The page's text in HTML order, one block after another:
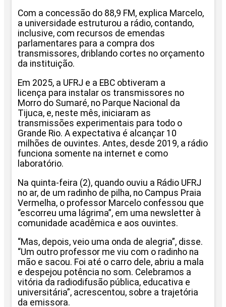
Com a concessão do 88,9 FM, explica Marcelo,
a universidade estruturou a rádio, contando,
inclusive, com recursos de emendas
parlamentares para a compra dos
transmissores, driblando cortes no orçamento
da instituição.
Em 2025, a UFRJ e a EBC obtiveram a
licença para instalar os transmissores no
Morro do Sumaré, no Parque Nacional da
Tijuca, e, neste mês, iniciaram as
transmissões experimentais para todo o
Grande Rio. A expectativa é alcançar 10
milhões de ouvintes. Antes, desde 2019, a rádio
funciona somente na internet e como
laboratório.
Na quinta-feira (2), quando ouviu a Rádio UFRJ
no ar, de um radinho de pilha, no Campus Praia
Vermelha, o professor Marcelo confessou que
“escorreu uma lágrima”, em uma newsletter à
comunidade acadêmica e aos ouvintes.
“Mas, depois, veio uma onda de alegria”, disse.
“Um outro professor me viu com o radinho na
mão e sacou. Foi até o carro dele, abriu a mala
e despejou potência no som. Celebramos a
vitória da radiodifusão pública, educativa e
universitária”, acrescentou, sobre a trajetória
da emissora.